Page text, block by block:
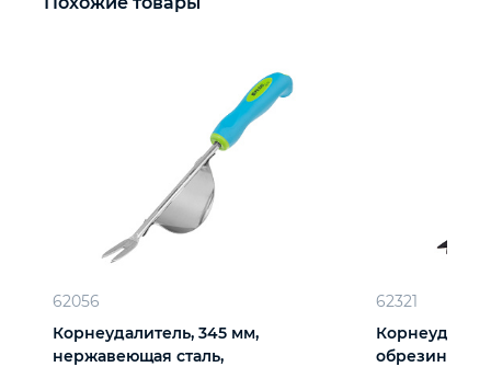
62056
Корнеудалитель, 345 мм,
нержавеющая сталь,
62321